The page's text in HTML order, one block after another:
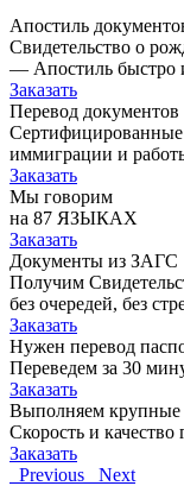
Апостиль
Свидетельство о
— Апостиль быстро
Заказать
Перевод документов
иммиграции и
Заказать
Мы говорим
на 87 ЯЗЫКАХ
Заказать
Документы из ЗАГС
Получим
без очередей, без
Заказать
Нужен перевод
Переведем за 30
Заказать
Выполняем крупные
Скорость и качество
Заказать
Previous
Next